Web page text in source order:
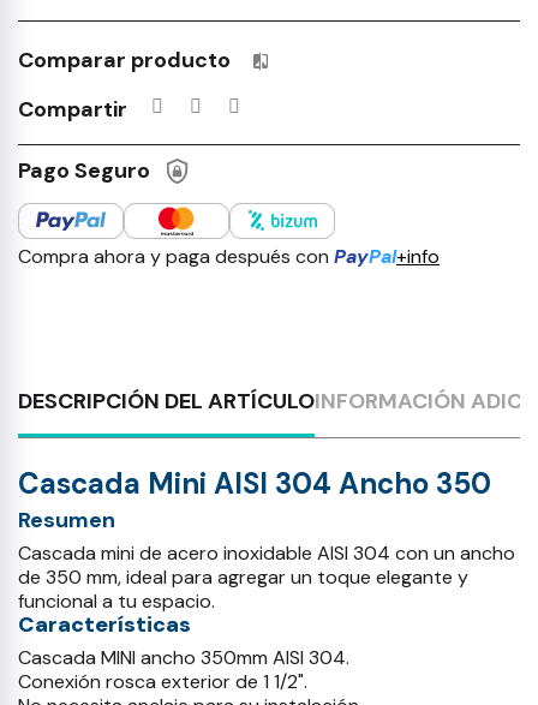
Comparar producto Productos incluidos en tu lista
Compartir
Pago Seguro
Compra ahora y paga después con PayPal+info
DESCRIPCIÓN DEL ARTÍCULOINFORMACIÓN
Cascada Mini AISI 304 Ancho 350
Resumen
Cascada mini de acero inoxidable AISI 304 con un ancho
de 350 mm, ideal para agregar un toque elegante y
funcional a tu espacio.
Características
Cascada MINI ancho 350mm AISI 304.
Conexión rosca exterior de 1 1/2".